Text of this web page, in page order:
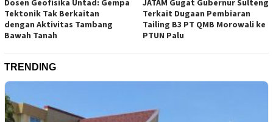
Tektonik Tak Berkaitan
dengan Aktivitas Tambang
Bawah Tanah
Terkait Dugaan Pembiaran
Tailing B3 PT QMB Morowali ke
PTUN Palu
TRENDING